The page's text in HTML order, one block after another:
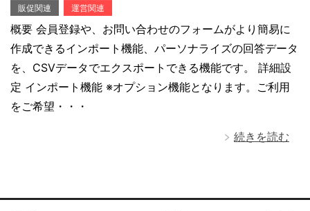
販促関連 運営関連
概要 会員登録や、お問い合わせのフォームがより簡易に
作成できるインポート機能、パーソナライズの回答データ
を、CSVデータでエクスポートできる機能です。 詳細設
定 インポート機能 ※オプション機能となります。ご利用
をご希望・・・
続きを読む